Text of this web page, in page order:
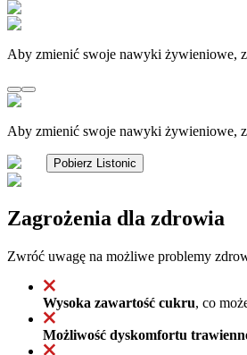
Aby zmienić swoje nawyki żywieniowe,
Aby zmienić swoje nawyki żywieniowe,
Pobierz Listonic
Zagrożenia dla zdrowia
Zwróć uwagę na możliwe problemy
Wysoka zawartość cukru, co
Możliwość dyskomfortu